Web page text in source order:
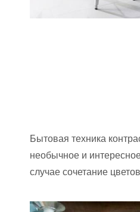
Бытовая техника
необычное и
случае сочетание